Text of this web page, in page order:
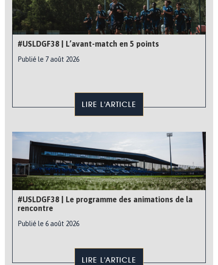
#USLDGF38 | L’avant-match en 5 points
Publié le 7 août 2026
LIRE L'ARTICLE
#USLDGF38 | Le programme des animations de la
rencontre
Publié le 6 août 2026
LIRE L'ARTICLE